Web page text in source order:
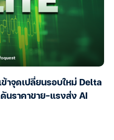
ข้าจุดเปลี่ยนรอบใหม่ Delta
นราคาขาย-แรงส่ง AI